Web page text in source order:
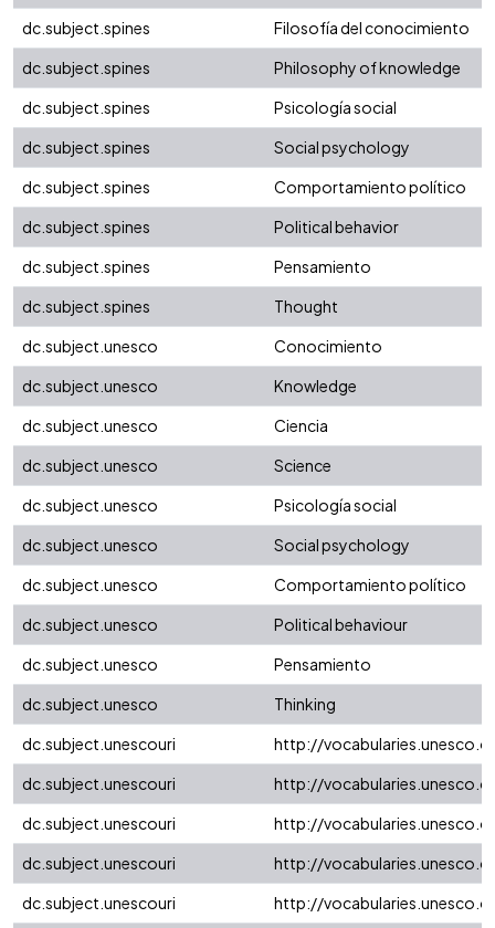
dc.subject.spines
Filosofía del conocimiento
dc.subject.spines
Philosophy of knowledge
dc.subject.spines
Psicología social
dc.subject.spines
Social psychology
dc.subject.spines
Comportamiento político
dc.subject.spines
Political behavior
dc.subject.spines
Pensamiento
dc.subject.spines
Thought
dc.subject.unesco
Conocimiento
dc.subject.unesco
Knowledge
dc.subject.unesco
Ciencia
dc.subject.unesco
Science
dc.subject.unesco
Psicología social
dc.subject.unesco
Social psychology
dc.subject.unesco
Comportamiento político
dc.subject.unesco
Political behaviour
dc.subject.unesco
Pensamiento
dc.subject.unesco
Thinking
dc.subject.unescouri
http://
dc.subject.unescouri
http://
dc.subject.unescouri
http://
dc.subject.unescouri
http://
dc.subject.unescouri
http://